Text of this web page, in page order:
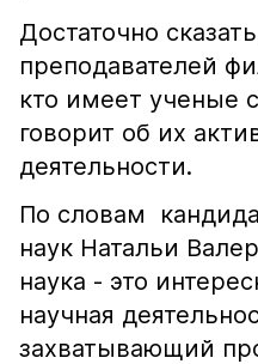
Достаточно
преподавателей
кто имеет ученые
говорит об их
деятельности.
По словам
наук Натальи
наука - это
научная
захватывающий